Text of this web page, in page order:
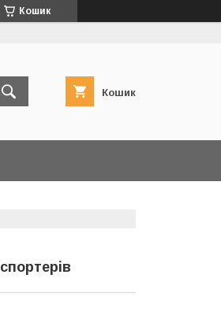
Кошик
Кошик